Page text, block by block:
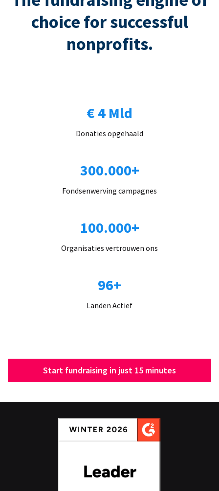
choice for successful
nonprofits.
€ 4 Mld
Donaties opgehaald
300.000+
Fondsenwerving campagnes
100.000+
Organisaties vertrouwen ons
96+
Landen Actief
Start fundraising in just 15 minutes